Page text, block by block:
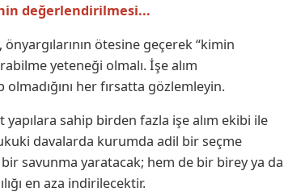
değerlendirilmesi...
ötesine geçerek “kimin
yeteneği olmalı. İşe alım
her fırsatta gözlemleyin.
sahip birden fazla işe alım ekibi ile
davalarda kurumda adil bir seçme
savunma yaratacak; hem de bir birey ya da
en aza indirilecektir.